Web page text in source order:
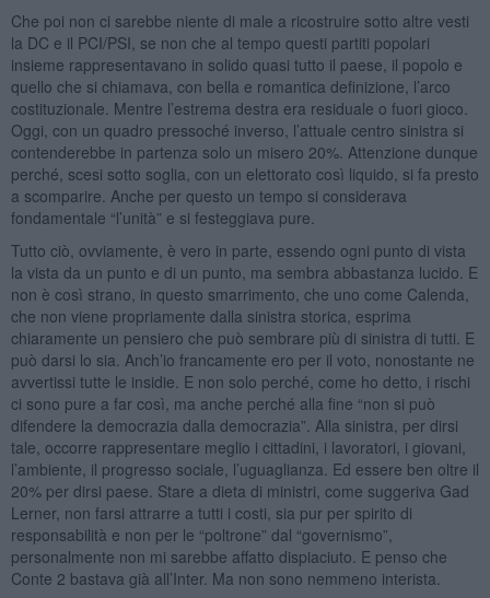
Che poi non ci sarebbe niente di male a ricostruire sotto altre vesti
la DC e il PCI/PSI, se non che al tempo questi partiti popolari
insieme rappresentavano in solido quasi tutto il paese, il popolo e
quello che si chiamava, con bella e romantica definizione, l’arco
costituzionale. Mentre l’estrema destra era residuale o fuori gioco.
Oggi, con un quadro pressoché inverso, l’attuale centro sinistra si
contenderebbe in partenza solo un misero 20%. Attenzione dunque
perché, scesi sotto soglia, con un elettorato così liquido, si fa presto
a scomparire. Anche per questo un tempo si considerava
fondamentale “l’unità” e si festeggiava pure.
Tutto ciò, ovviamente, è vero in parte, essendo ogni punto di vista
la vista da un punto e di un punto, ma sembra abbastanza lucido. E
non è così strano, in questo smarrimento, che uno come Calenda,
che non viene propriamente dalla sinistra storica, esprima
chiaramente un pensiero che può sembrare più di sinistra di tutti. E
può darsi lo sia. Anch’io francamente ero per il voto, nonostante ne
avvertissi tutte le insidie. E non solo perché, come ho detto, i rischi
ci sono pure a far così, ma anche perché alla fine “non si può
difendere la democrazia dalla democrazia”. Alla sinistra, per dirsi
tale, occorre rappresentare meglio i cittadini, i lavoratori, i giovani,
l’ambiente, il progresso sociale, l’uguaglianza. Ed essere ben oltre il
20% per dirsi paese. Stare a dieta di ministri, come suggeriva Gad
Lerner, non farsi attrarre a tutti i costi, sia pur per spirito di
responsabilità e non per le “poltrone” dal “governismo”,
personalmente non mi sarebbe affatto dispiaciuto. E penso che
Conte 2 bastava già all’Inter. Ma non sono nemmeno interista.